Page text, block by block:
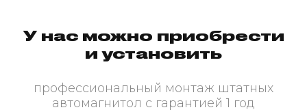
У нас можно приобрести
и установить
профессиональный монтаж штатных
автомагнитол с гарантией 1 год